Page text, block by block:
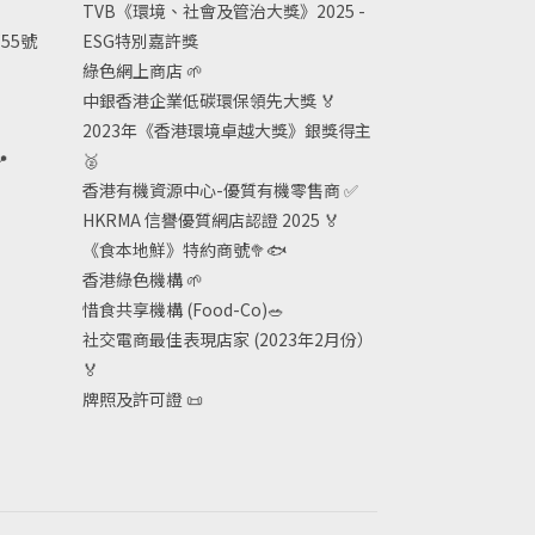
號
TVB《環境、社會及管治大獎》2025 -
ESG特別嘉許獎
綠色網上商店🌱
中銀香港企業低碳環保領先大獎🏅
2023年《香港環境卓越大獎》銀獎得主
🥈
香港有機資源中心-優質有機零售商✅
HKRMA 信譽優質網店認證 2025 🏅
《食本地鮮》特約商號🥦🐟
香港綠色機構🌱
惜食共享機構 (Food-Co)🥗
社交電商最佳表現店家 (2023年2月份）
🏅
牌照及許可證📜